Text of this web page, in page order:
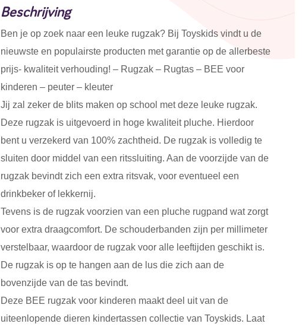
Beschrijving
Ben je op zoek naar een leuke rugzak? Bij Toyskids vindt u de
nieuwste en populairste producten met garantie op de allerbeste
prijs- kwaliteit verhouding! – Rugzak – Rugtas – BEE voor
kinderen – peuter – kleuter
Jij zal zeker de blits maken op school met deze leuke rugzak.
Deze rugzak is uitgevoerd in hoge kwaliteit pluche. Hierdoor
bent u verzekerd van 100% zachtheid. De rugzak is volledig te
sluiten door middel van een ritssluiting. Aan de voorzijde van de
rugzak bevindt zich een extra ritsvak, voor eventueel een
drinkbeker of lekkernij.
Tevens is de rugzak voorzien van een pluche rugpand wat zorgt
voor extra draagcomfort. De schouderbanden zijn per millimeter
verstelbaar, waardoor de rugzak voor alle leeftijden geschikt is.
De rugzak is op te hangen aan de lus die zich aan de
bovenzijde van de tas bevindt.
Deze BEE rugzak voor kinderen maakt deel uit van de
uiteenlopende dieren kindertassen collectie van Toyskids. Laat